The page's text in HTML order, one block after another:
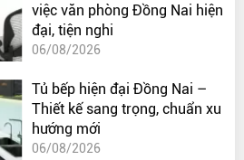
việc văn phòng Đồng Nai hiện
đại, tiện nghi
06/08/2026
Tủ bếp hiện đại Đồng Nai –
Thiết kế sang trọng, chuẩn xu
hướng mới
06/08/2026